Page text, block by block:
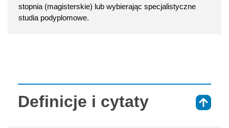
stopnia (magisterskie) lub wybierając specjalistyczne
studia podyplomowe.
Definicje i cytaty